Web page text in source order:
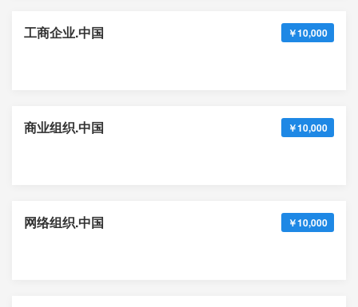
工商企业.中国 ￥10,000
商业组织.中国 ￥10,000
网络组织.中国 ￥10,000